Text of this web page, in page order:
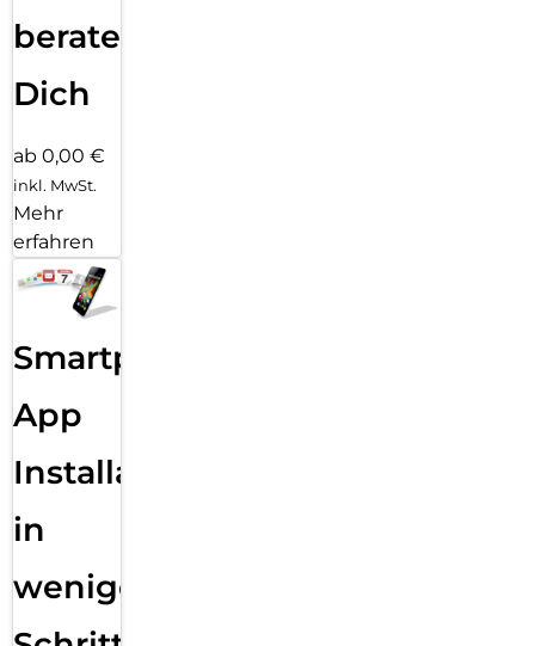
beraten
Dich
ab 0,00 €
inkl. MwSt.
Mehr
erfahren
Smartphone
App
Installation
in
wenigen